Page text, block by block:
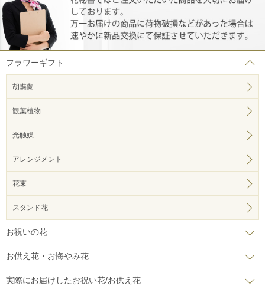
フラワーギフト
胡蝶蘭
観葉植物
光触媒
アレンジメント
花束
スタンド花
お祝いの花
お供え花・お悔やみ花
実際にお届けしたお祝い花/お供え花